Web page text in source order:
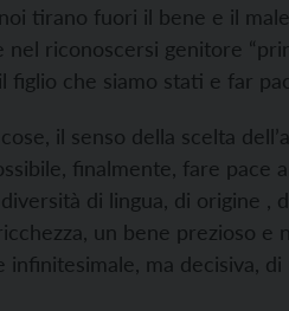
tirano fuori il bene e il
riconoscersi genitore
che siamo stati e far
il senso della scelta
finalmente, fare pace
di lingua, di origine ,
un bene prezioso e
ma decisiva, di